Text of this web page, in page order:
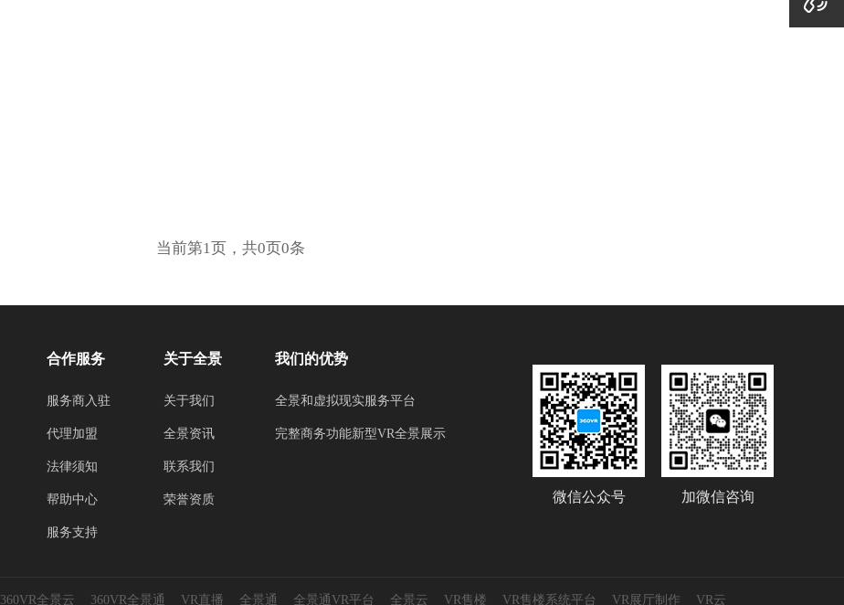
当前第1页，共0页0条
合作服务
服务商入驻
代理加盟
法律须知
帮助中心
服务支持
关于全景
关于我们
全景资讯
联系我们
荣誉资质
我们的优势
全景和虚拟现实服务平台
完整商务功能新型VR全景展示
微信公众号 加微信咨询
360VR全景云 360VR全景通 VR直播 全景通 全景通VR平台 全景云 VR售楼 VR售楼系统平台 VR展厅制作 VR云